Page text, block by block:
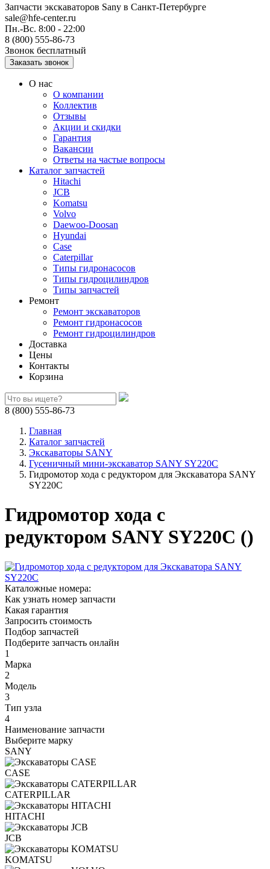
Запчасти экскаваторов Sany в Санкт-Петербурге
sale@hfe-center.ru
Пн.-Вс. 8:00 - 22:00
8 (800) 555-86-73
Звонок бесплатный
О нас
О компании
Коллектив
Отзывы
Акции и скидки
Гарантия
Вакансии
Ответы на частые вопросы
Каталог запчастей
Hitachi
JCB
Komatsu
Volvo
Daewoo-Doosan
Hyundai
Case
Caterpillar
Типы гидронасосов
Типы гидроцилиндров
Типы запчастей
Ремонт
Ремонт экскаваторов
Ремонт гидронасосов
Ремонт гидроцилиндров
Доставка
Цены
Контакты
Корзина
8 (800) 555-86-73
Главная
Каталог запчастей
Экскаваторы SANY
Гусеничный мини-экскаватор SANY SY220C
Гидромотор хода с редуктором для Экскаватора SANY
SY220C
Гидромотор хода с
редуктором SANY SY220C ()
Каталожные номера:
Как узнать номер запчасти
Какая гарантия
Запросить стоимость
Подбор запчастей
Подберите запчасть онлайн
1
Марка
2
Модель
3
Тип узла
4
Наименование запчасти
Выберите марку
SANY
CASE
CATERPILLAR
HITACHI
JCB
KOMATSU